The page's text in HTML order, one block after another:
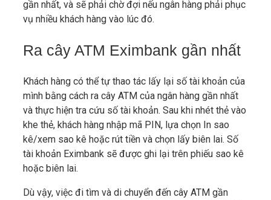
gần nhất, và sẽ phải chờ đợi nếu ngân hàng phải phục
vụ nhiều khách hàng vào lúc đó.
Ra cây ATM Eximbank gần nhất
Khách hàng có thể tự thao tác lấy lại số tài khoản của
mình bằng cách ra cây ATM của ngân hàng gần nhất
và thực hiện tra cứu số tài khoản. Sau khi nhét thẻ vào
khe thẻ, khách hàng nhập mã PIN, lựa chọn In sao
kê/xem sao kê hoặc rút tiền và chọn lấy biên lai. Số
tài khoản Eximbank sẽ được ghi lại trên phiếu sao kê
hoặc biên lai.
Dù vậy, việc đi tìm và di chuyển đến cây ATM gần